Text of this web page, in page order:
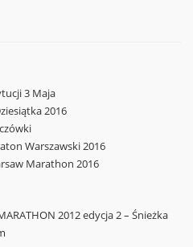
3 Maja
2016
Warszawski 2016
Marathon 2016
2012 edycja 2 – Śnieżka